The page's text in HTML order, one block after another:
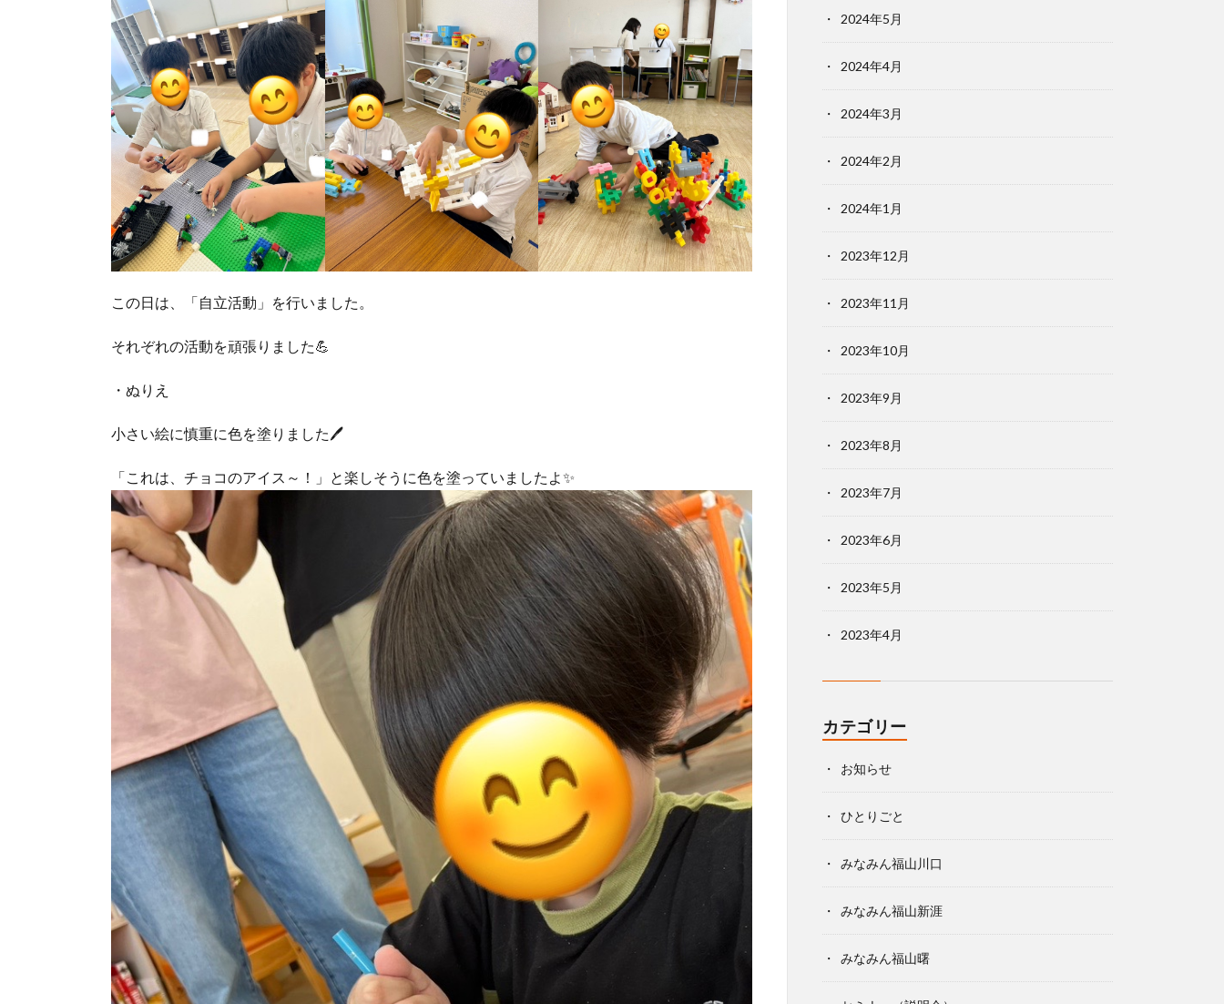
この日は、「自立活動」を行いました。
それぞれの活動を頑張りました💪
・ぬりえ
小さい絵に慎重に色を塗りました🖊
「これは、チョコのアイス～！」と楽しそうに色を塗っていましたよ✨
2024年5月
2024年4月
2024年3月
2024年2月
2024年1月
2023年12月
2023年11月
2023年10月
2023年9月
2023年8月
2023年7月
2023年6月
2023年5月
2023年4月
カテゴリー
お知らせ
ひとりごと
みなみん福山川口
みなみん福山新涯
みなみん福山曙